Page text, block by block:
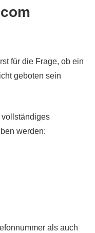
für die Frage, ob ein
geboten sein
vollständiges
werden:
als auch